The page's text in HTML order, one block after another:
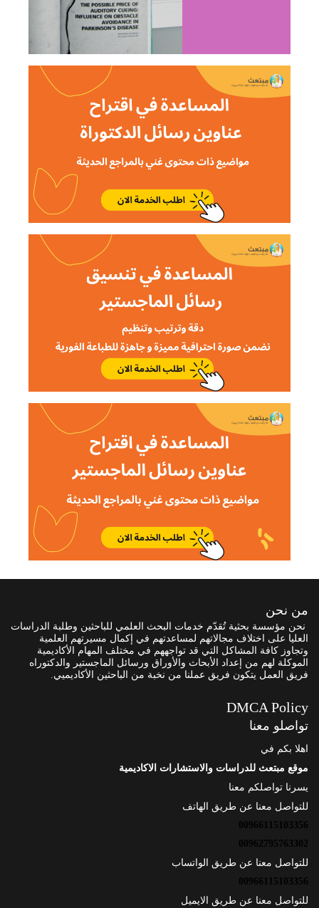
من نحن
نحن مؤسسة بحثية تُقدّم خدمات البحث العلمي للباحثين وطلبة الدراسات
العليا على اختلاف مجالاتهم لمساعدتهم في إكمال مسيرتهم العلمية
وتجاوز كافة المشاكل التي قد تواجههم في مختلف المهام الأكاديمية
الموكلة لهم من إعداد الأبحاث والأوراق ورسائل الماجستير والدكتوراه
فريق العمل يتكون فريق عملنا من نخبة من الباحثين الأكاديميي.
DMCA Policy
تواصلو معنا
اهلا بكم في
موقع مبتعث للدراسات والاستشارات الاكاديمية
يسرنا تواصلكم معنا
للتواصل معنا عن طريق الهاتف
00966115103356
00962795763302
للتواصل معنا عن طريق الواتساب
00966115103356
للتواصل معنا عن طريق الايميل